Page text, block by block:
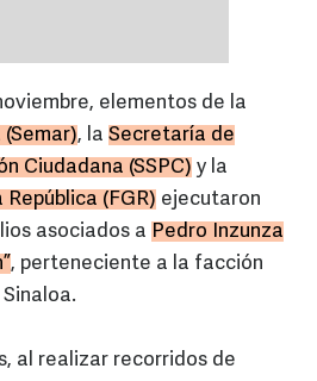
elementos de la
, la Secretaría de
Ciudadana (SSPC) y la
(FGR) ejecutaron
asociados a Pedro Inzunza
, perteneciente a la facción
Sinaloa.
al realizar recorridos de